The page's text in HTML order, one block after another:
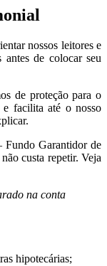
nossos leitores e
antes de colocar seu
de proteção para o
e facilita até o nosso
Fundo Garantidor de
não custa repetir. Veja
na conta
hipotecárias;